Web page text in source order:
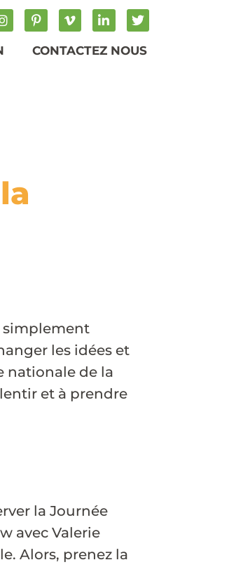
CONTACTEZ NOUS
simplement
les idées et
nationale de la
et à prendre
la Journée
avec Valerie
Alors, prenez la